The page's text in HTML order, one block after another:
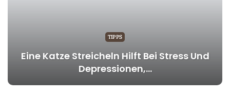
TIPPS
Eine Katze Streicheln Hilft Bei Stress Und
Depressionen,…